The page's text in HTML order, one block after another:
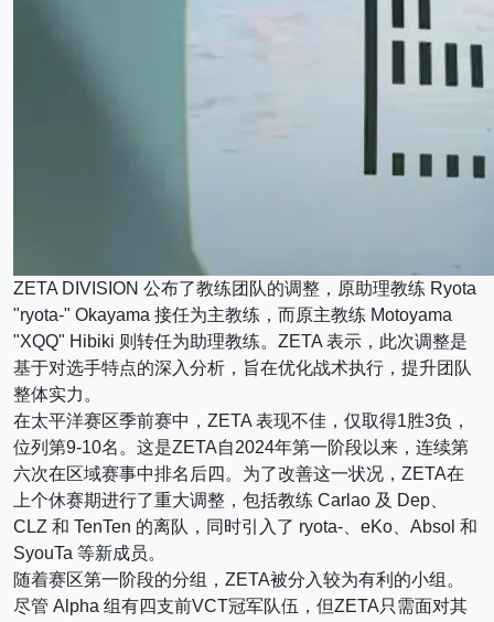
ZETA DIVISION 公布了教练团队的调整，原助理教练 Ryota
"ryota-" Okayama 接任为主教练，而原主教练 Motoyama
"XQQ" Hibiki 则转任为助理教练。ZETA 表示，此次调整是
基于对选手特点的深入分析，旨在优化战术执行，提升团队
整体实力。
在太平洋赛区季前赛中，ZETA 表现不佳，仅取得1胜3负，
位列第9-10名。这是ZETA自2024年第一阶段以来，连续第
六次在区域赛事中排名后四。为了改善这一状况，ZETA在
上个休赛期进行了重大调整，包括教练 Carlao 及 Dep、
CLZ 和 TenTen 的离队，同时引入了 ryota-、eKo、Absol 和
SyouTa 等新成员。
随着赛区第一阶段的分组，ZETA被分入较为有利的小组。
尽管 Alpha 组有四支前VCT冠军队伍，但ZETA只需面对其